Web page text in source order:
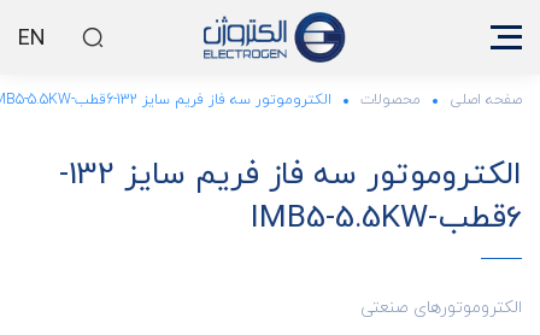
EN
صفحه اصلی محصولات الکتروموتور سه فاز فریم سایز 132-6قطب-IMB5-5.5KW
الکتروموتور سه فاز فریم سایز 132-
6قطب-IMB5-5.5KW
الکتروموتورهای صنعتی